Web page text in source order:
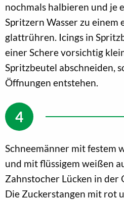
nochmals halbieren und je
Spritzern Wasser zu einem
glattrühren. Icings in
einer Schere vorsichtig
Spritzbeutel abschneiden,
Öffnungen entstehen.
Schneemänner mit festem
und mit flüssigem weißen
Zahnstocher Lücken in der
Die Zuckerstangen mit rot